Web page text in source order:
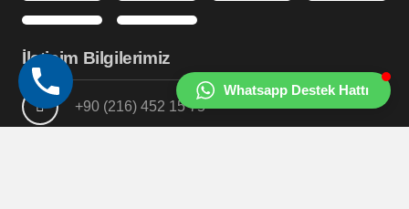
İletişim Bilgilerimiz
+90 (216) 452 15 75
Whatsapp Destek Hattı